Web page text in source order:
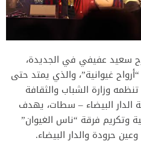
سعيد عفيفي في الجديدة،
غيوانية”، والذي يمتد حتى
تنظمه وزارة الشباب والثقافة
البيضاء – سطات، يهدف
وتكريم فرقة “ناس الغيوان”
حرودة والدار البيضاء.